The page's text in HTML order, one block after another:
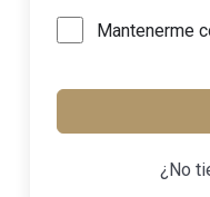
Mantenerme
¿No